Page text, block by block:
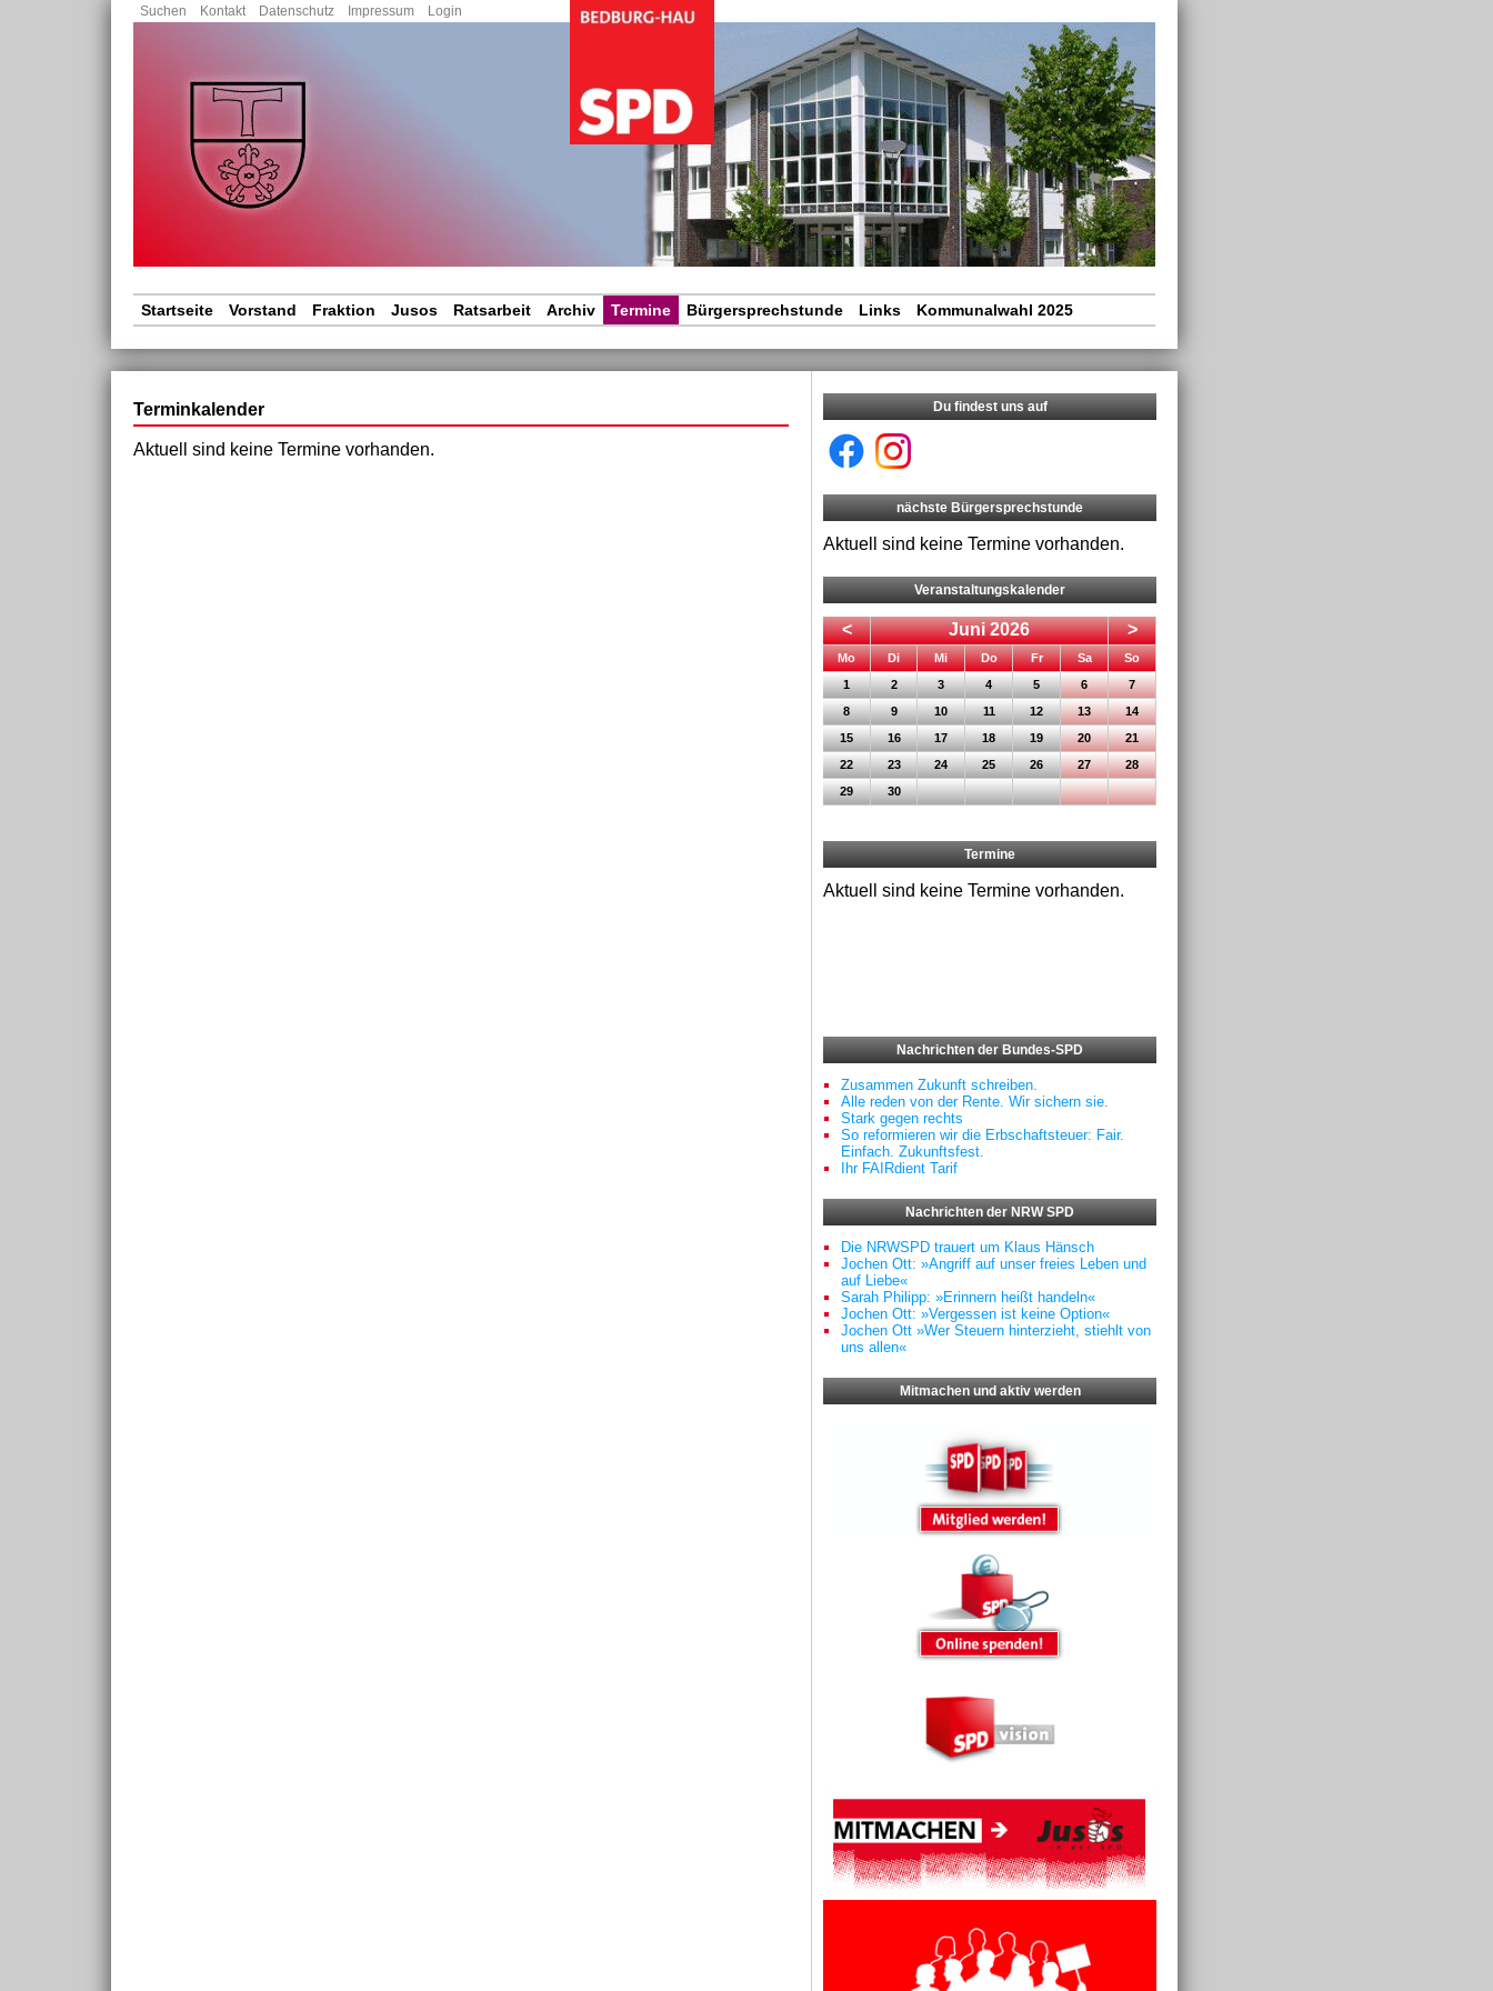
überspringen
Suchen Kontakt Datenschutz Impressum Login
Navigation
Startseite Vorstand Fraktion Jusos Ratsarbeit Archiv Termine Bürgersprechstunde Links Kommunalwahl 2025
Terminkalender
Aktuell sind keine Termine vorhanden.
Du findest uns auf
nächste Bürgersprechstunde
Aktuell sind keine Termine vorhanden.
Veranstaltungskalender
< Juni 2026 >
Montag DienstagMittwochDonnerstag
Freitag SamstagSonntag
1 2 3 4 5 6
7
8
9 10 11 12 13
14
15
16 17 18 19 20
21
22
23 24 25 26 27
28
29
30
Termine
Aktuell sind keine Termine vorhanden.
Nachrichten der Bundes-SPD
Zusammen Zukunft schreiben.
Alle reden von der Rente. Wir sichern sie.
Stark gegen rechts
So reformieren wir die Erbschaftsteuer: Fair.
Einfach. Zukunftsfest.
Ihr FAIRdient Tarif
Nachrichten der NRW SPD
Die NRWSPD trauert um Klaus Hänsch
Jochen Ott: »Angriff auf unser freies Leben und
auf Liebe«
Sarah Philipp: »Erinnern heißt handeln«
Jochen Ott: »Vergessen ist keine Option«
Jochen Ott »Wer Steuern hinterzieht, stiehlt von
uns allen«
Mitmachen und aktiv werden